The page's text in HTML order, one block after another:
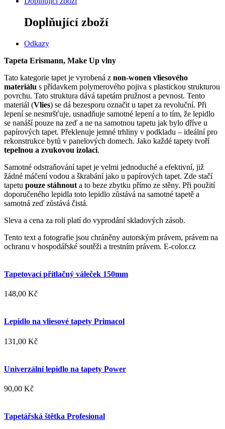
Doplňující zboží
Odkazy
Tapeta Erismann, Make Up vlny
Tato kategorie tapet je vyrobená z non-wonen vliesového
materiálu s přídavkem polymerového pojiva s plastickou strukturou
povrchu. Tato struktura dává tapetám pružnost a pevnost. Tento
materiál (Vlies) se dá bezesporu označit u tapet za revoluční. Při
lepení se nesmršťuje, usnadňuje samotné lepení a to tím, že lepidlo
se nanáší pouze na zeď a ne na samotnou tapetu jak bylo dříve u
papírových tapet. Překlenuje jemné trhliny v podkladu – ideální pro
rekonstrukce bytů v panelových domech. Jako každé tapety tvoří
tepelnou a zvukovou izolaci.
Samotné odstraňování tapet je velmi jednoduché a efektivní, již
žádné máčení vodou a škrabání jako u papírových tapet. Zde stačí
tapetu pouze stáhnout a to beze zbytku přímo ze stěny. Při použití
doporučeného lepidla toto lepidlo zůstává na samotné tapetě a
samotná zeď zůstává čistá.
Sleva a cena za roli platí do vyprodání skladových zásob.
Tento text a fotografie jsou chráněny autorským právem, právem na
ochranu v hospodářské soutěži a trestním právem. E-color.cz
Tapetovací přítlačný váleček 150mm
148,00 Kč
Lepidlo na vliesové tapety Primacol
131,00 Kč
Univerzální lepidlo na tapety Power
90,00 Kč
Tapetářská štětka Profesional